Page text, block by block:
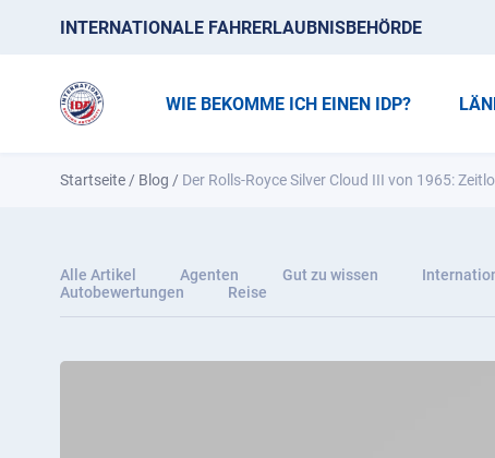
INTERNATIONALE FAHRERLAUBNISBEHÖRDE
WIE BEKOMME ICH EINEN IDP?
Startseite / Blog / Der Rolls-Royce Silver Cloud III von 1965:
Alle Artikel Agenten Gut zu wissen
Autobewertungen
Reise